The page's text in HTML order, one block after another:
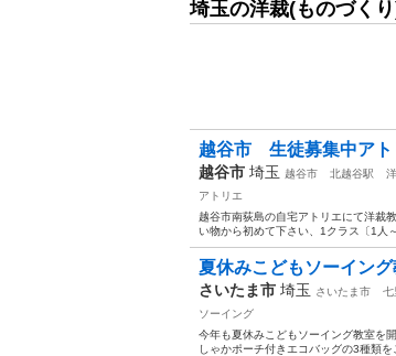
埼玉の洋裁(ものづく
越谷市 生徒募集中アト
越谷市 埼玉 越谷市 北越谷駅
アトリエ
越谷市南荻島の自宅アトリエにて洋裁
い物から初めて下さい、1クラス〔1人
夏休みこどもソーイン
さいたま市 埼玉 さいたま市 七
ソーイング
今年も夏休みこどもソーイング教室を
しゃかポーチ付きエコバッグの3種類